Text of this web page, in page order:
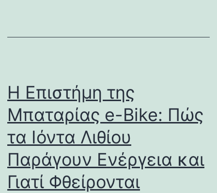
Η Επιστήμη της
Μπαταρίας e-Bike: Πώς
τα Ιόντα Λιθίου
Παράγουν Ενέργεια και
Γιατί Φθείρονται